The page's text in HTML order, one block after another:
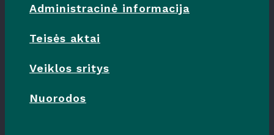
Administracinė informacija
Teisės aktai
Veiklos sritys
Nuorodos